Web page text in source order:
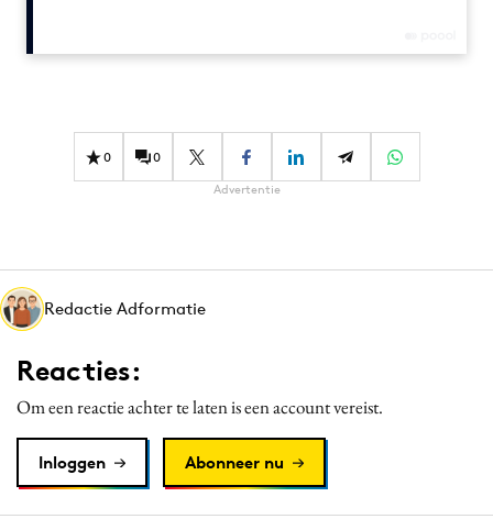
Design
Diversiteit
Effectiviteit
Martech
Media
Merkstrategie
Purpose Marketing
Reputatie & crisis
0 0
Advertentie
Redactie Adformatie
Reacties:
Om een reactie achter te laten is een account vereist.
Inloggen Abonneer nu